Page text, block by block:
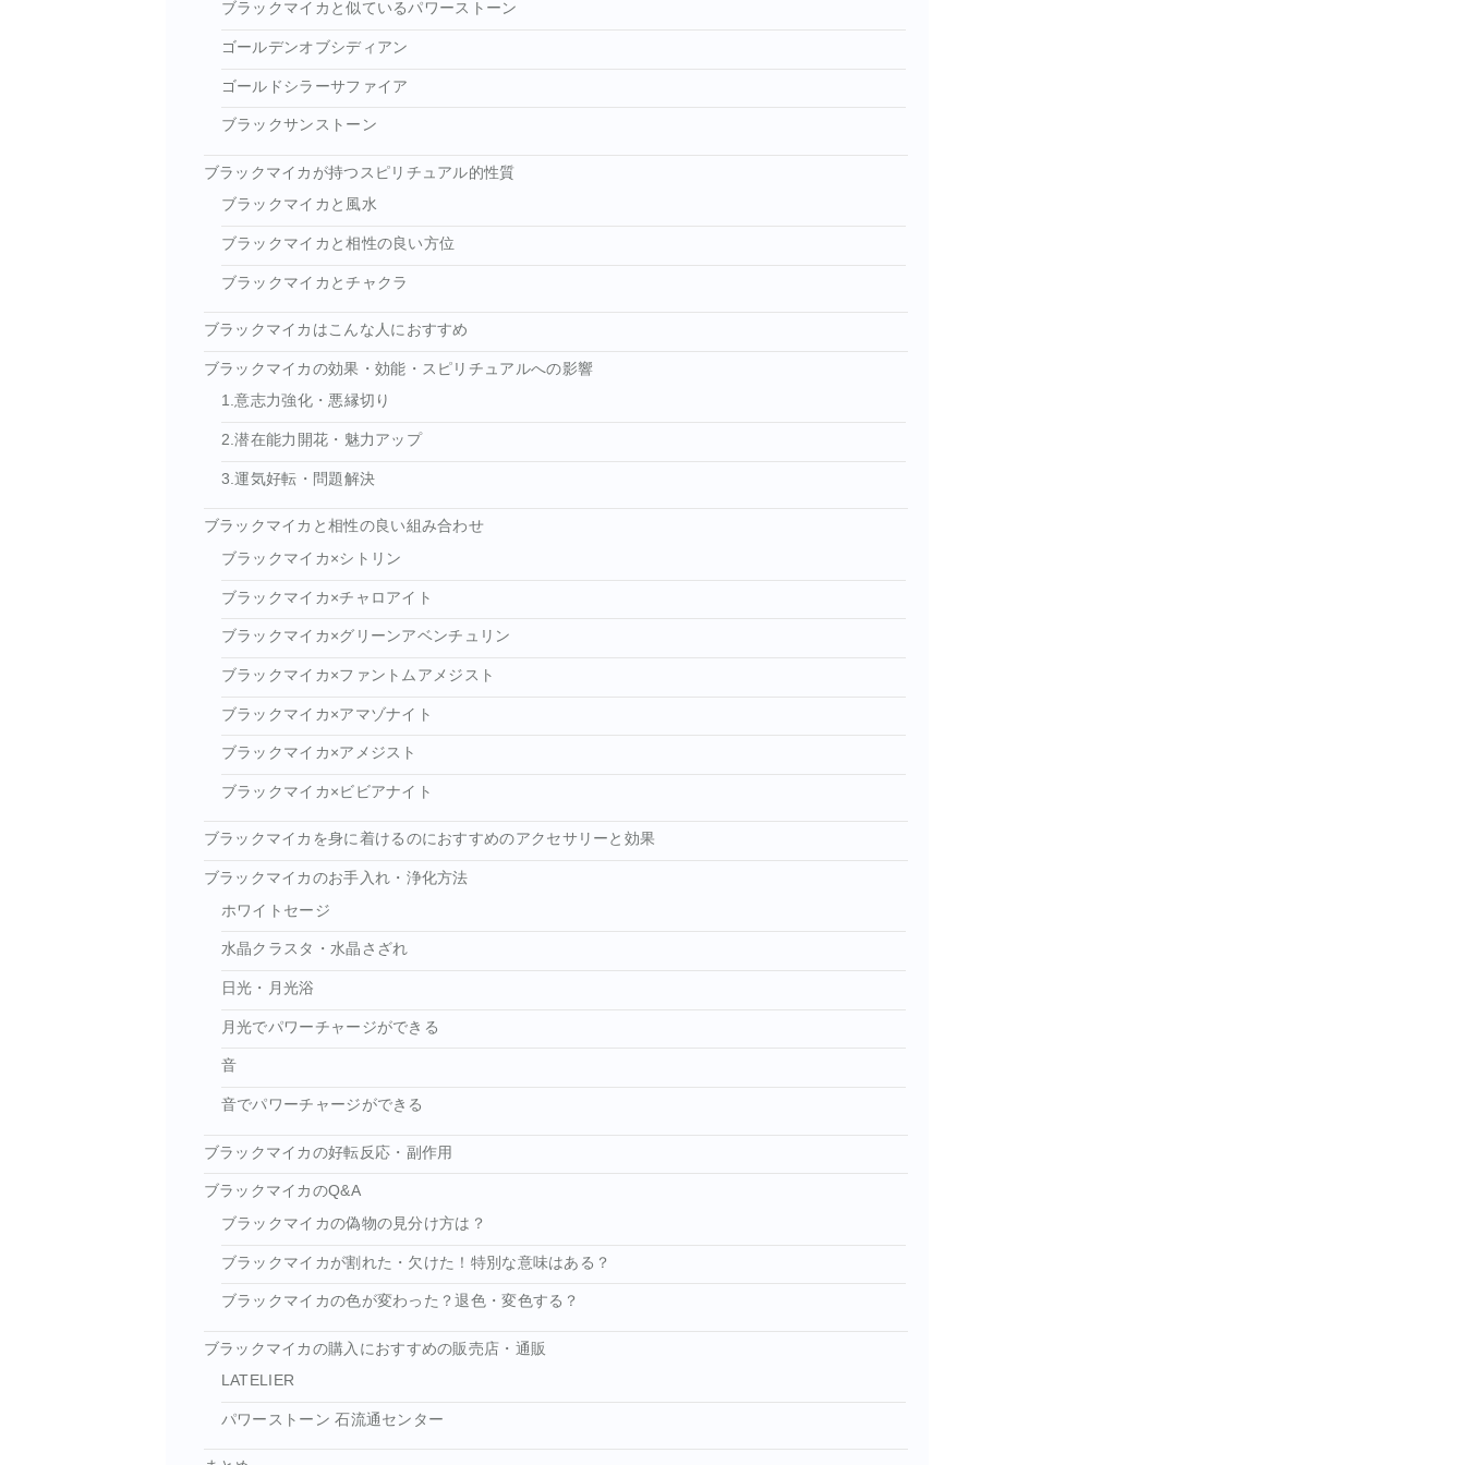
ブラックマイカと似ているパワーストーン
ゴールデンオブシディアン
ゴールドシラーサファイア
ブラックサンストーン
ブラックマイカが持つスピリチュアル的性質
ブラックマイカと風水
ブラックマイカと相性の良い方位
ブラックマイカとチャクラ
ブラックマイカはこんな人におすすめ
ブラックマイカの効果・効能・スピリチュアルへの影響
1.意志力強化・悪縁切り
2.潜在能力開花・魅力アップ
3.運気好転・問題解決
ブラックマイカと相性の良い組み合わせ
ブラックマイカ×シトリン
ブラックマイカ×チャロアイト
ブラックマイカ×グリーンアベンチュリン
ブラックマイカ×ファントムアメジスト
ブラックマイカ×アマゾナイト
ブラックマイカ×アメジスト
ブラックマイカ×ビビアナイト
ブラックマイカを身に着けるのにおすすめのアクセサリーと効果
ブラックマイカのお手入れ・浄化方法
ホワイトセージ
水晶クラスタ・水晶さざれ
日光・月光浴
月光でパワーチャージができる
音
音でパワーチャージができる
ブラックマイカの好転反応・副作用
ブラックマイカのQ&A
ブラックマイカの偽物の見分け方は？
ブラックマイカが割れた・欠けた！特別な意味はある？
ブラックマイカの色が変わった？退色・変色する？
ブラックマイカの購入におすすめの販売店・通販
LATELIER
パワーストーン 石流通センター